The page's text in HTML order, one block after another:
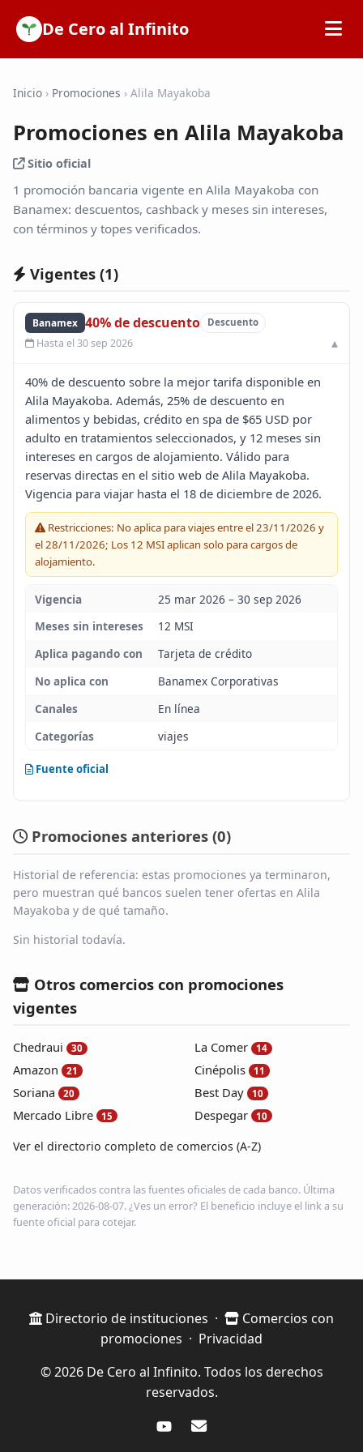
De Cero al Infinito
SOFIPOs
Calculadoras
Tarjetas de Crédito
Promociones
Blog
Infinito
Inicio › Promociones › Alila Mayakoba
Promociones en Alila Mayakoba
Sitio oficial
1 promoción bancaria vigente en Alila Mayakoba con
Banamex: descuentos, cashback y meses sin intereses,
con términos y topes verificados.
Vigentes (1)
Banamex 40% de descuento Descuento
Hasta el 30 sep 2026
40% de descuento sobre la mejor tarifa disponible en
Alila Mayakoba. Además, 25% de descuento en
alimentos y bebidas, crédito en spa de $65 USD por
adulto en tratamientos seleccionados, y 12 meses sin
intereses en cargos de alojamiento. Válido para
reservas directas en el sitio web de Alila Mayakoba.
Vigencia para viajar hasta el 18 de diciembre de 2026.
Restricciones: No aplica para viajes entre el 23/11/2026 y
el 28/11/2026; Los 12 MSI aplican solo para cargos de
alojamiento.
Vigencia
25 mar 2026 – 30 sep 2026
Meses sin intereses
12 MSI
Aplica pagando con
Tarjeta de crédito
No aplica con
Banamex Corporativas
Canales
En línea
Categorías
viajes
Fuente oficial
Promociones anteriores (0)
Historial de referencia: estas promociones ya terminaron,
pero muestran qué bancos suelen tener ofertas en Alila
Mayakoba y de qué tamaño.
Sin historial todavía.
Otros comercios con promociones
vigentes
Chedraui 30
Amazon 21
Soriana 20
Mercado Libre 15
La Comer 14
Cinépolis 11
Best Day 10
Despegar 10
Ver el directorio completo de comercios (A-Z)
Datos verificados contra las fuentes oficiales de cada banco. Última
generación: 2026-08-07. ¿Ves un error? El beneficio incluye el link a su
fuente oficial para cotejar.
Directorio de instituciones ·
Comercios con
promociones · Privacidad
© 2026 De Cero al Infinito. Todos los derechos
reservados.